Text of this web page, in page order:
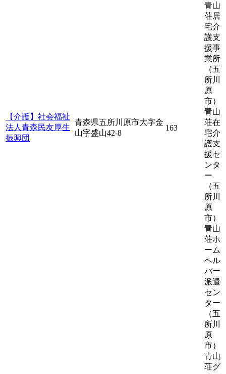
【介護】社会福祉
法人青森民友厚生
振興団
青森県五所川原市大字金
山字盛山42-8
163
青山
荘居
宅介
護支
援事
業所
（五
所川
原
市）
青山
荘在
宅介
護支
援セ
ンタ
ー
（五
所川
原
市）
青山
荘ホ
ーム
ヘル
パー
派遣
セン
ター
（五
所川
原
市）
青山
荘グ